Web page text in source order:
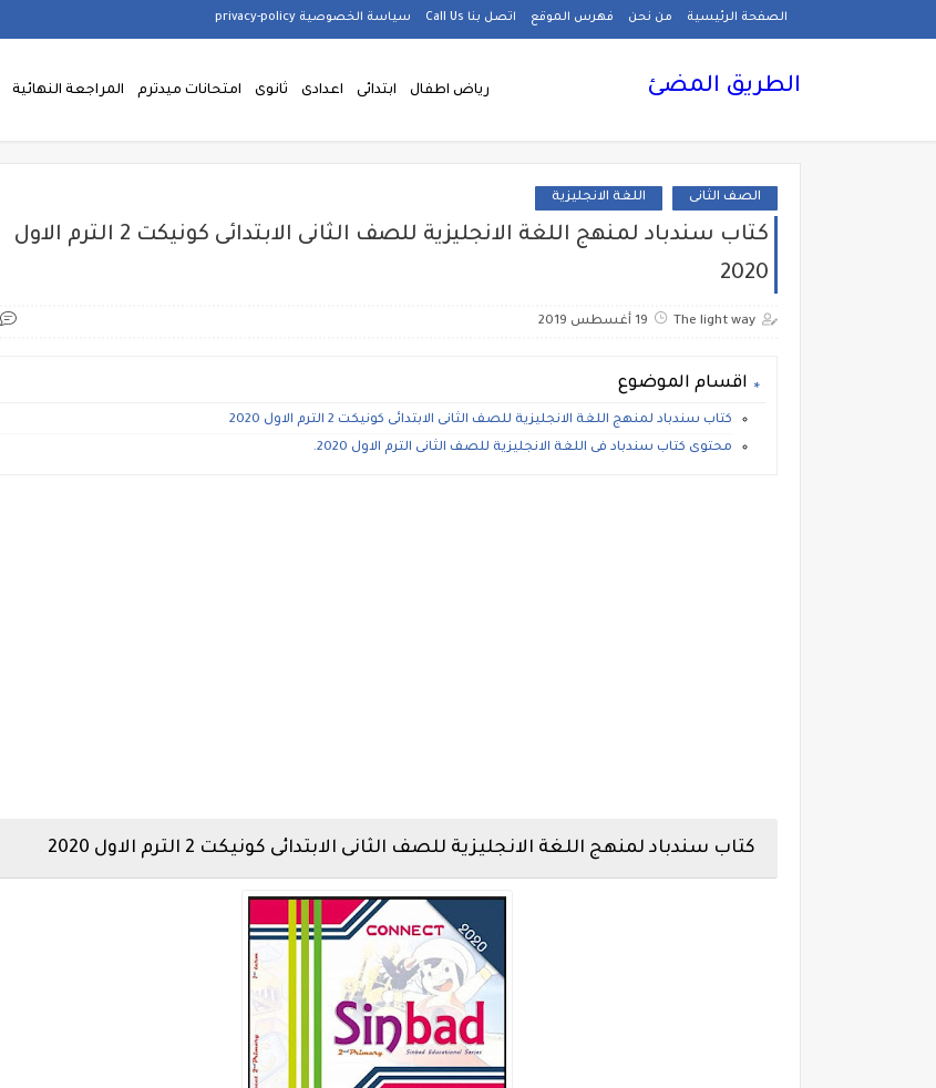
الصفحة الرئيسية من نحن فهرس الموقع اتصل بنا Call Us سياسة الخصوصية privacy-policy
الطريق المضئ رياض اطفال ابتدائى اعدادى ثانوى امتحانات ميدترم المراجعة النهائية
الصف الثانى اللغة الانجليزية
كتاب سندباد لمنهج اللغة الانجليزية للصف الثانى الابتدائى كونيكت 2 الترم الاول
2020
The light way 19 أغسطس 2019
اقسام الموضوع
كتاب سندباد لمنهج اللغة الانجليزية للصف الثانى الابتدائى كونيكت 2 الترم الاول 2020
محتوى كتاب سندباد فى اللغة الانجليزية للصف الثانى الترم الاول 2020.
كتاب سندباد لمنهج اللغة الانجليزية للصف الثانى الابتدائى كونيكت 2 الترم الاول 2020